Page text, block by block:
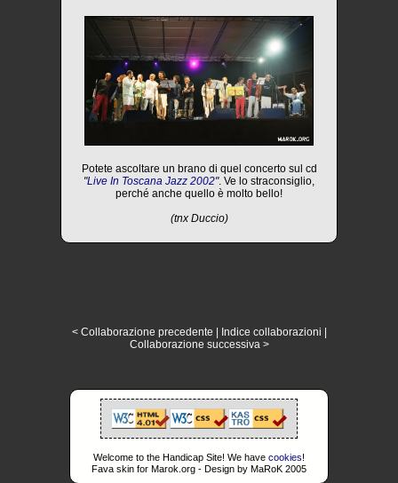
Potete ascoltare un brano di quel concerto sul cd
"Live In Toscana Jazz 2002". Ve lo straconsiglio,
perché anche quello è molto bello!
(tnx Duccio)
< Collaborazione precedente Indice collaborazioni
Collaborazione successiva >
Welcome to the Handicap Site! We have cookies!
Fava skin for Marok.org - Design by MaRoK 2005